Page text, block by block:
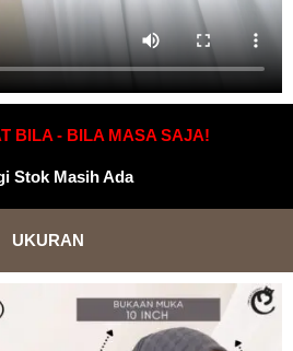
BILA - BILA MASA SAJA!
Stok Masih Ada
UKURAN